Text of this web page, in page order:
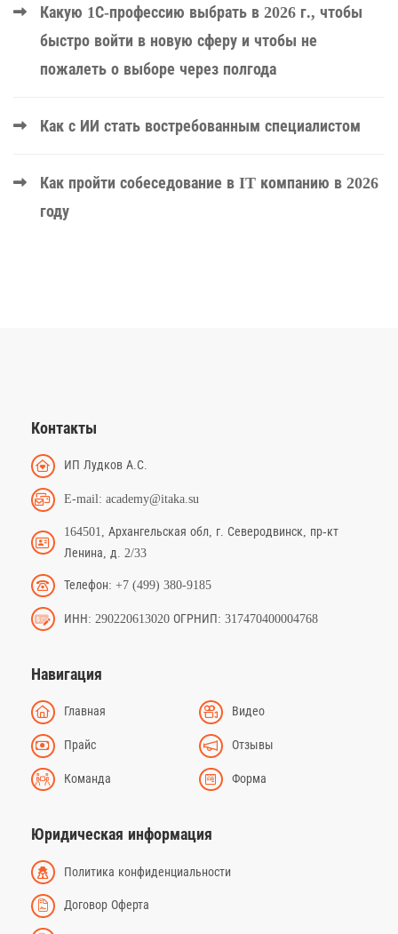
Какую 1С-профессию выбрать в 2026 г., чтобы
быстро войти в новую сферу и чтобы не
пожалеть о выборе через полгода
Как с ИИ стать востребованным специалистом
Как пройти собеседование в IT компанию в 2026
году
Контакты
ИП Лудков А.С.
E-mail: academy@itaka.su
164501, Архангельская обл, г. Северодвинск, пр-кт
Ленина, д. 2/33
Телефон: +7 (499) 380-9185
ИНН: 290220613020 ОГРНИП: 317470400004768
Навигация
Главная Видео
Прайс Отзывы
Команда Форма
Юридическая информация
Политика конфиденциальности
Договор Оферта